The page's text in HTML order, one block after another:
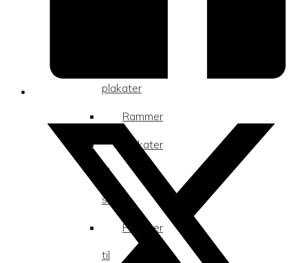
plakater
Rammer
Plakater
til
stuen
Plakater
til